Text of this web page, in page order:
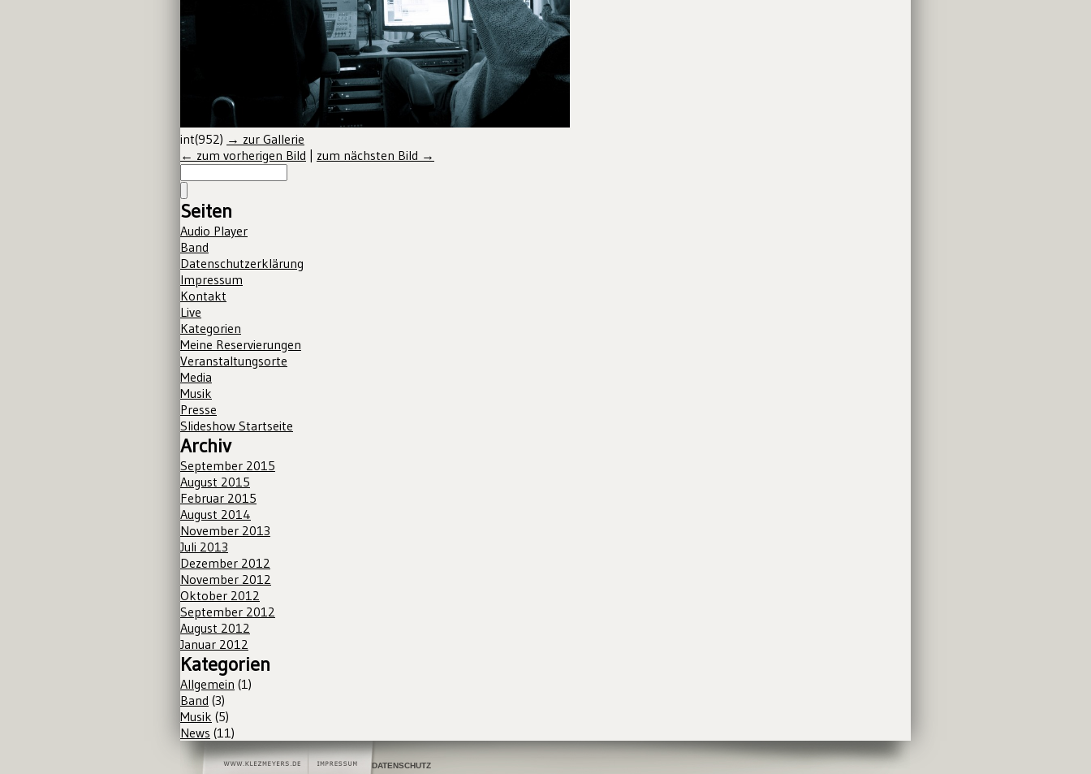
int(952) → zur Gallerie
← zum vorherigen Bild
zum nächsten Bild →
Seiten
Audio Player
Band
Datenschutzerklärung
Impressum
Kontakt
Live
Kategorien
Meine Reservierungen
Veranstaltungsorte
Media
Musik
Presse
Slideshow Startseite
Archiv
September 2015
August 2015
Februar 2015
August 2014
November 2013
Juli 2013
Dezember 2012
November 2012
Oktober 2012
September 2012
August 2012
Januar 2012
Kategorien
Allgemein (1)
Band (3)
Musik (5)
News (11)
DATENSCHUTZ